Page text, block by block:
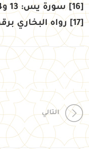
[16]
سورة يس: 13 و14.
[17]
رواه البخاري برقم
التالي